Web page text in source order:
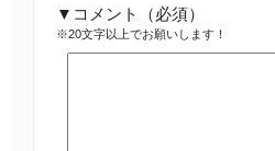
コメント （必須）
※20文字以上でお願いします！